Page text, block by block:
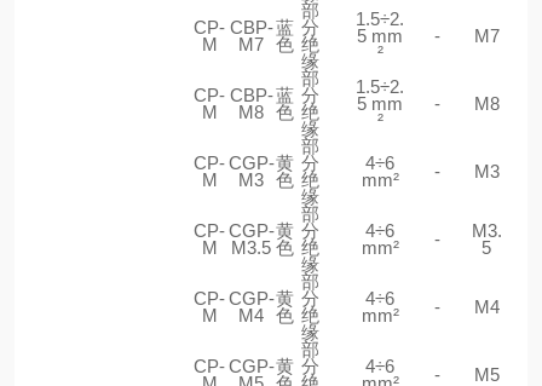
CP-
M
CBP-
M7
蓝
色
部
分
绝
缘
1.5÷2.
5 mm
²
- M7
CP-
M
CBP-
M8
蓝
色
部
分
绝
缘
1.5÷2.
5 mm
²
- M8
CP-
M
CGP-
M3
黄
色
部
分
绝
缘
4÷6
mm²
- M3
CP-
M
CGP-
M3.5
黄
色
部
分
绝
缘
4÷6
mm²
-
M3.
5
CP-
M
CGP-
M4
黄
色
部
分
绝
缘
4÷6
mm²
- M4
CP-CGP-黄
部
分
4÷6
- M5